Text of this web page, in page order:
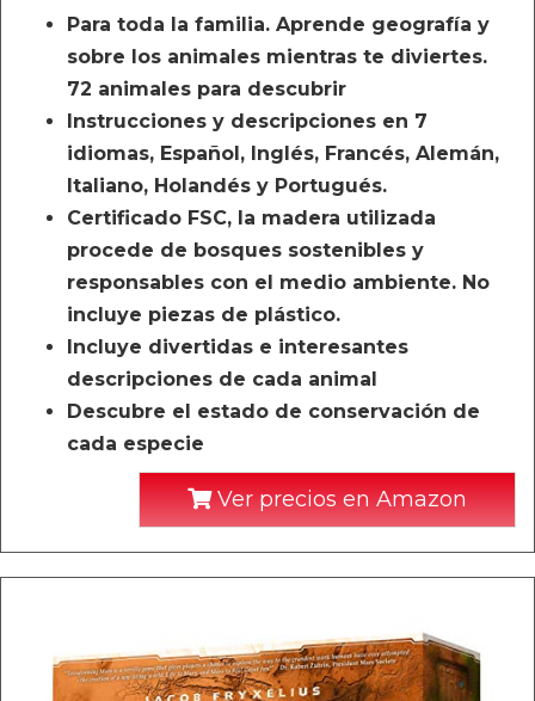
Para toda la familia. Aprende geografía y
sobre los animales mientras te diviertes.
72 animales para descubrir
Instrucciones y descripciones en 7
idiomas, Español, Inglés, Francés, Alemán,
Italiano, Holandés y Portugués.
Certificado FSC, la madera utilizada
procede de bosques sostenibles y
responsables con el medio ambiente. No
incluye piezas de plástico.
Incluye divertidas e interesantes
descripciones de cada animal
Descubre el estado de conservación de
cada especie
Ver precios en Amazon